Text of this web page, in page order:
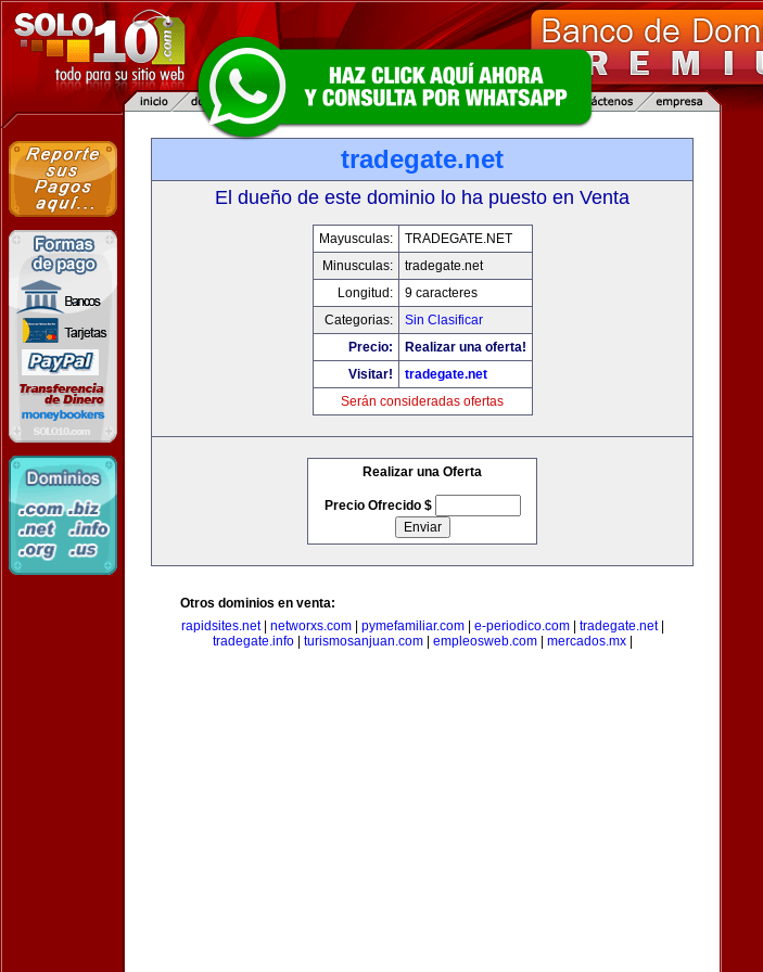
tradegate.net
El dueño de este dominio lo ha puesto en Venta
Mayusculas:
TRADEGATE.NET
Minusculas:
tradegate.net
Longitud:
9 caracteres
Categorias:
Sin Clasificar
Precio:
Realizar una oferta!
Visitar!
tradegate.net
Serán consideradas ofertas
Realizar una Oferta
Precio Ofrecido $
Otros dominios en venta:
rapidsites.net| networxs.com| pymefamiliar.com| e-periodico.com| tradegate.net|
tradegate.info| turismosanjuan.com| empleosweb.com| mercados.mx|